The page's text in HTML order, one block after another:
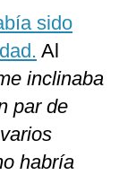
sido
Al
inclinaba
par de
habría